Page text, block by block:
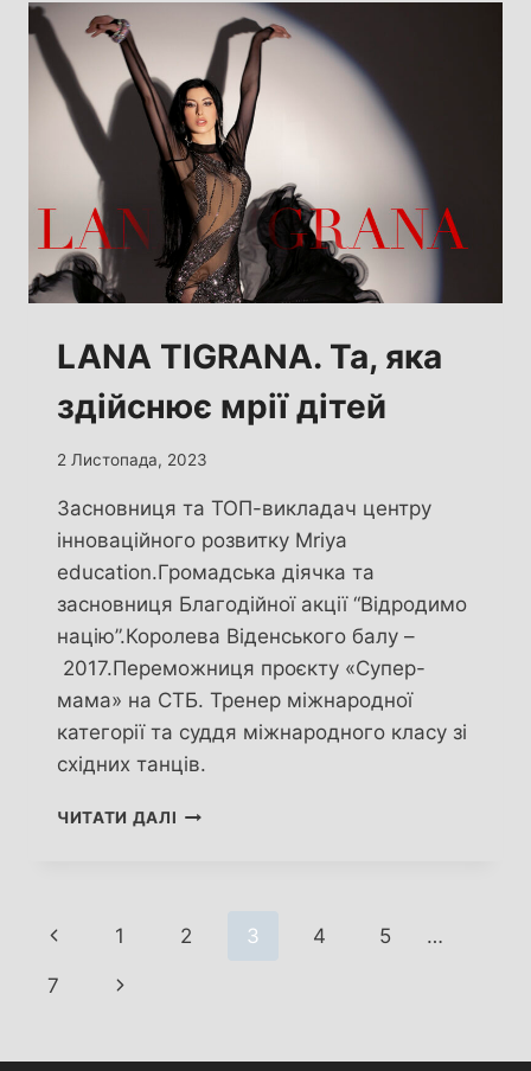
LANA TIGRANA. Та, яка
здійснює мрії дітей
2 Листопада, 2023
Засновниця та ТОП-викладач центру
інноваційного розвитку Mriya
education.Громадська діячка та
засновниця Благодійної акції “Відродимо
націю”.Королева Віденського балу –
2017.Переможниця проєкту «Супер-
мама» на СТБ. Тренер міжнародної
категорії та суддя міжнародного класу зі
східних танців.
ЧИТАТИ ДАЛІ LANA
МРІЇ
Навігація
за
Попередня
сторінка
1 2 3 4 5 …
7
Наступна